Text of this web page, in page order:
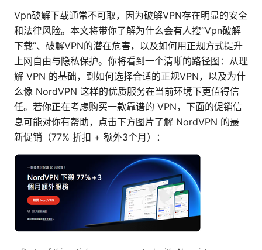
Vpn破解下载通常不可取，因为破解VPN存在明显的安全
和法律风险。本文将带你了解为什么会有人搜“Vpn破解
下载”、破解VPN的潜在危害，以及如何用正规方式提升
上网自由与隐私保护。你将看到一个清晰的路径图：从理
解 VPN 的基础，到如何选择合适的正规VPN，以及为什
么像 NordVPN 这样的优质服务在当前环境下更值得信
任。若你正在考虑购买一款靠谱的 VPN，下面的促销信
息可能对你有帮助，点击下方图片了解 NordVPN 的最
新促销（77% 折扣 + 额外3个月）：